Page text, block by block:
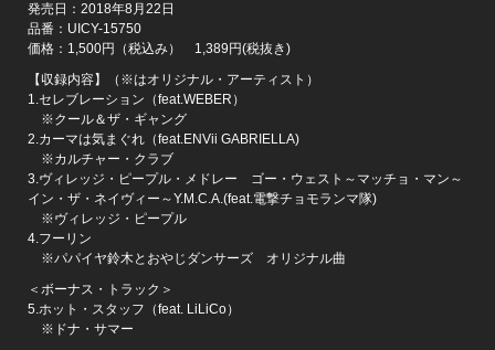
発売日：2018年8月22日
品番：UICY-15750
価格：1,500円（税込み） 1,389円(税抜き)
【収録内容】（※はオリジナル・アーティスト）
1.セレブレーション（feat.WEBER）
※クール＆ザ・ギャング
2.カーマは気まぐれ（feat.ENVii GABRIELLA)
※カルチャー・クラブ
3.ヴィレッジ・ピープル・メドレー ゴー・ウェスト～マッチョ・マン～
イン・ザ・ネイヴィー～Y.M.C.A.(feat.電撃チョモランマ隊)
※ヴィレッジ・ピープル
4.フーリン
※パパイヤ鈴木とおやじダンサーズ オリジナル曲
＜ボーナス・トラック＞
5.ホット・スタッフ（feat. LiLiCo）
※ドナ・サマー